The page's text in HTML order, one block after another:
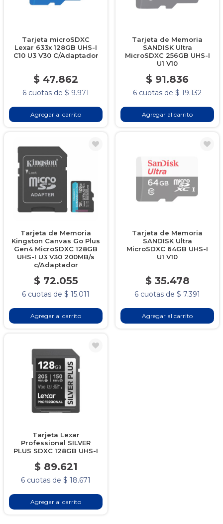
Tarjeta microSDXC
Lexar 633x 128GB UHS-I
C10 U3 V30 C/Adaptador
$ 47.862
6 cuotas de $ 9.971
Agregar al carrito
Tarjeta de Memoria
SANDISK Ultra
MicroSDXC 256GB UHS-I
U1 V10
$ 91.836
6 cuotas de $ 19.132
Agregar al carrito
Tarjeta de Memoria
Kingston Canvas Go Plus
Gen4 MicroSDXC 128GB
UHS-I U3 V30 200MB/s
c/Adaptador
$ 72.055
6 cuotas de $ 15.011
Agregar al carrito
Tarjeta de Memoria
SANDISK Ultra
MicroSDXC 64GB UHS-I
U1 V10
$ 35.478
6 cuotas de $ 7.391
Agregar al carrito
Tarjeta Lexar
Professional SILVER
PLUS SDXC 128GB UHS-I
$ 89.621
6 cuotas de $ 18.671
Agregar al carrito